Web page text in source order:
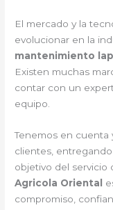
El mercado y la
evolucionar en la
mantenimiento
Existen muchas
contar con un
equipo.
Tenemos en cuenta
clientes,
objetivo del servicio
Agricola Oriental
compromiso,